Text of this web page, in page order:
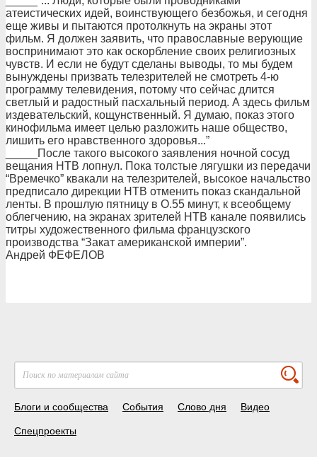
атеистических идей, воинствующего безбожья, и сегодня
еще живы и пытаются протолкнуть на экраны этот
фильм. Я должен заявить, что православные верующие
воспринимают это как оскорбление своих религиозных
чувств. И если не будут сделаны выводы, то мы будем
вынуждены призвать телезрителей не смотреть 4-ю
программу телевидения, потому что сейчас длится
светлый и радостный пасхальный период. А здесь фильм
издевательский, кощунственный. Я думаю, показ этого
кинофильма имеет целью разложить наше общество,
лишить его нравственного здоровья...”
_____После такого высокого заявления ночной сосуд
вещания НТВ лопнул. Пока толстые лягушки из передачи
“Времечко” квакали на телезрителей, высокое начальство
предписало дирекции НТВ отменить показ скандальной
ленты. В прошлую пятницу в О.55 минут, к всеобщему
облегчению, на экранах зрителей НТВ канале появились
титры художественного фильма французского
производства “Закат американской империи”.
Андрей ФЕФЕЛОВ
Блоги и сообщества События Слово дня Видео
Спецпроекты